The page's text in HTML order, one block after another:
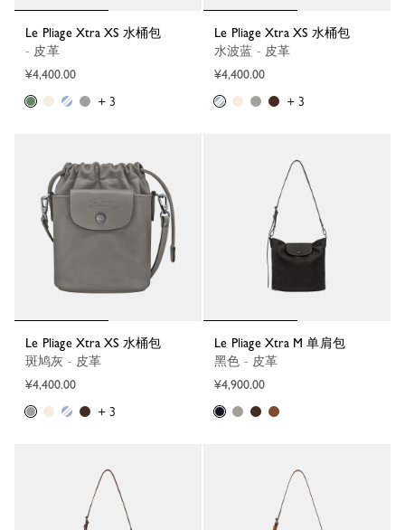
Le Pliage Xtra XS 水桶包
- 皮革
¥4,400.00
+ 3
Le Pliage Xtra XS 水桶包
水波蓝 - 皮革
¥4,400.00
+ 3
Le Pliage Xtra XS 水桶包
斑鸠灰 - 皮革
¥4,400.00
+ 3
Le Pliage Xtra M 单肩包
黑色 - 皮革
¥4,900.00